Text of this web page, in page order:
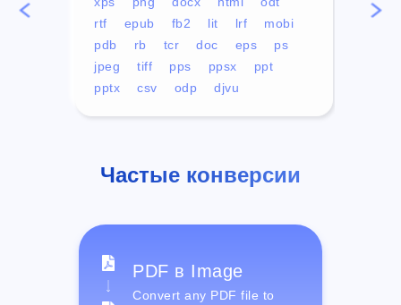
rtf
epub fb2 lit lrf
mobi
pdb
rb tcr doc eps
ps
jpeg
tiff pps ppsx
ppt
pptx
csv odp djvu
Частые конверсии
PDF в Image
Convert any PDF file to